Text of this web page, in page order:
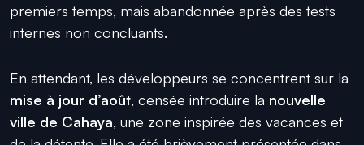
premiers temps, mais abandonnée après des tests
internes non concluants.
En attendant, les développeurs se concentrent sur la
mise à jour d’août, censée introduire la nouvelle
ville de Cahaya, une zone inspirée des vacances et